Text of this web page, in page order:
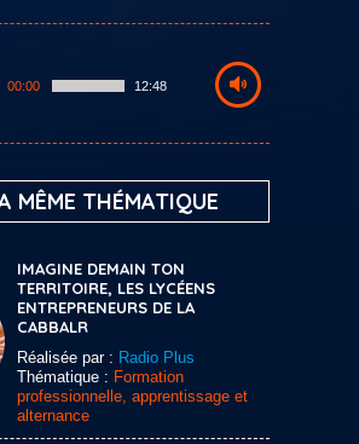
00:00 12:48
MÊME THÉMATIQUE
IMAGINE DEMAIN TON
TERRITOIRE, LES LYCÉENS
ENTREPRENEURS DE LA
CABBALR
Réalisée par : Radio Plus
Thématique : Formation
professionnelle, apprentissage et
alternance